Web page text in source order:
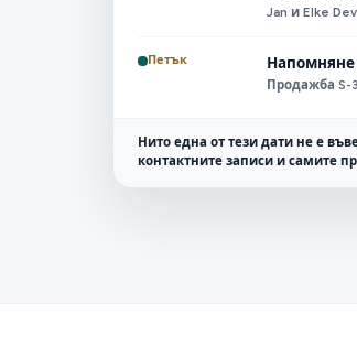
Jan и Elke
Петък Напомняне
Продажба S-
Нито една от тези дати не е
контактните записи и самите